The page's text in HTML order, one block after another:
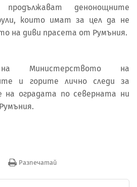
продължават денонощните
които имат за цел да не
на диви прасета от Румъния.
на Министерството на
и горите лично следи за
на оградата по северната ни
Разпечатай